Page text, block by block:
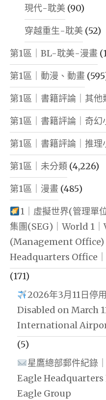
現代-耽美 (90)
穿越重生-耽美 (52)
第1區｜BL-耽美-漫畫
第1區｜動漫、動畫
第1區｜書籍評論｜其他
第1區｜書籍評論｜奇幻
第1區｜書籍評論｜推理
第1區｜未分類 (4,226)
第1區｜漫畫 (485)
1｜虛擬世界(管理單
集團(SEG)｜World 1
(Management Office)
Headquarters Office
(171)
2026年3月11日停
Disabled on March
International
(5)
星鷹總部郵件紀錄
Eagle
Eagle Group